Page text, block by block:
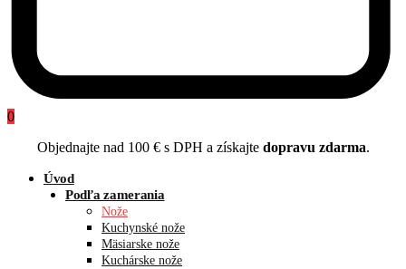
0
Objednajte nad 100 € s DPH a získajte dopravu zdarma.
Úvod
Podľa zamerania
Nože
Kuchynské nože
Mäsiarske nože
Kuchárske nože